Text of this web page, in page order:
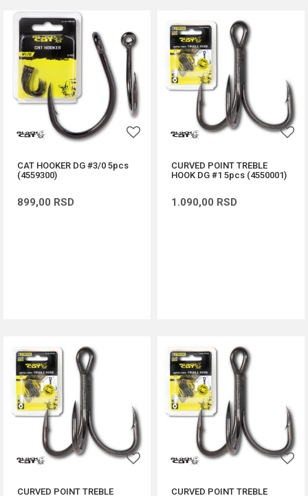
CAT HOOKER DG #3/0 5pcs
(4559300)
899,00 RSD
CURVED POINT TREBLE
HOOK DG #1 5pcs (4550001)
1.090,00 RSD
CURVED POINT TREBLE
CURVED POINT TREBLE